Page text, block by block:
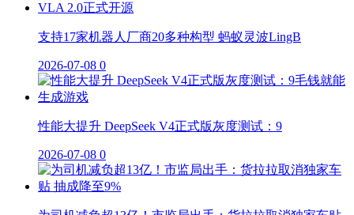
支持17家机器人厂商20多种构型 蚂蚁灵波LingB
2026-07-08 0
性能大提升 DeepSeek V4正式版灰度测试：9
2026-07-08 0